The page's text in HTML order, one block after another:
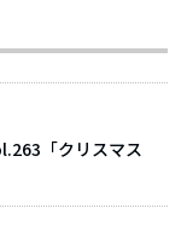
「クリスマス